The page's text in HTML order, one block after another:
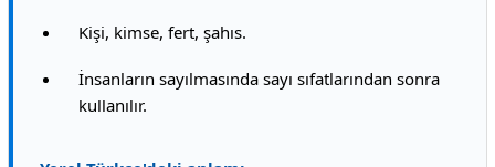
Kişi, kimse, fert, şahıs.
İnsanların sayılmasında sayı sıfatlarından sonra
kullanılır.